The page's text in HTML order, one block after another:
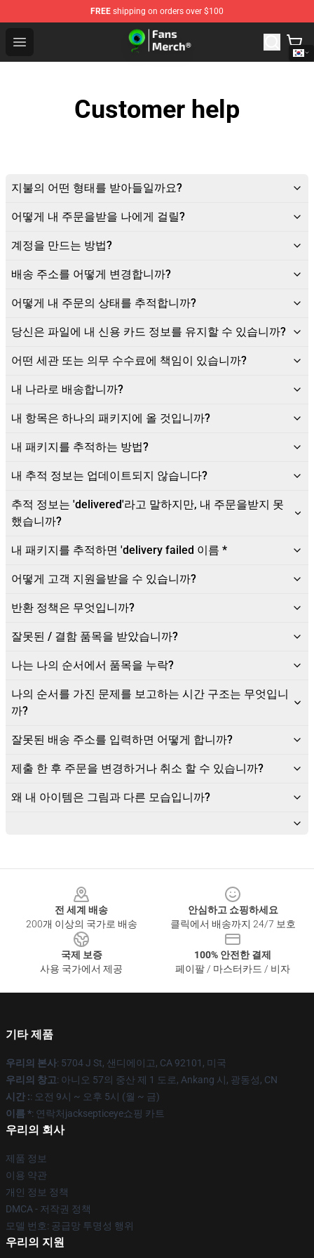
FREE shipping on orders over $100
Open menu
Jacksepticeye Store - Official Jacksepticeye
Customer help
지불의 어떤 형태를 받아들일까요?
어떻게 내 주문을받을 나에게 걸릴?
계정을 만드는 방법?
배송 주소를 어떻게 변경합니까?
어떻게 내 주문의 상태를 추적합니까?
당신은 파일에 내 신용 카드 정보를 유지할 수 있습니까?
어떤 세관 또는 의무 수수료에 책임이 있습니까?
내 나라로 배송합니까?
내 항목은 하나의 패키지에 올 것입니까?
내 패키지를 추적하는 방법?
내 추적 정보는 업데이트되지 않습니다?
추적 정보는 'delivered'라고 말하지만, 내 주문을받지 못
했습니까?
내 패키지를 추적하면 'delivery failed 이름 *
어떻게 고객 지원을받을 수 있습니까?
반환 정책은 무엇입니까?
잘못된 / 결함 품목을 받았습니까?
나는 나의 순서에서 품목을 누락?
나의 순서를 가진 문제를 보고하는 시간 구조는 무엇입니
까?
잘못된 배송 주소를 입력하면 어떻게 합니까?
제출 한 후 주문을 변경하거나 취소 할 수 있습니까?
왜 내 아이템은 그림과 다른 모습입니까?
전 세계 배송
200개 이상의 국가로 배송
안심하고 쇼핑하세요
클릭에서 배송까지 24/7 보호
국제 보증
사용 국가에서 제공
100% 안전한 결제
페이팔 / 마스터카드 / 비자
기타 제품
우리의 본사: 5704 J St, 샌디에이고, CA 92101, 미국
우리의 창고: 아니오 57의 중산 제 1 도로, Ankang 시, 광동성, CN
시간 :: 오전 9시 ~ 오후 5시 (월 ~ 금)
이름 *: 연락처jacksepticeye쇼핑 카트
우리의 회사
제품 정보
이용 약관
개인 정보 정책
DMCA - 저작권 정책
모델 번호: 공급망 투명성 행위
우리의 지원